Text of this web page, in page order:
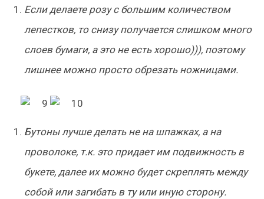
Если делаете розу с большим количеством
лепестков, то снизу получается слишком много
слоев бумаги, а это не есть хорошо))), поэтому
лишнее можно просто обрезать ножницами.
Бутоны лучше делать не на шпажках, а на
проволоке, т.к. это придает им подвижность в
букете, далее их можно будет скреплять между
собой или загибать в ту или иную сторону.